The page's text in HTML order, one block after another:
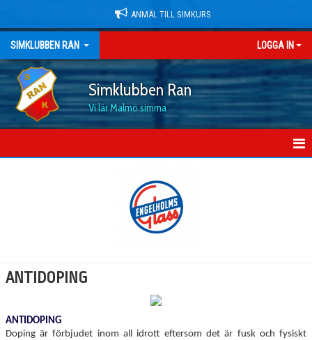
ANMÄL TILL SIMKURS
SIMKLUBBEN RAN LOGGA IN
Simklubben Ran
Vi lär Malmö simma
SEGEVÅNGSBADET
ANTIDOPING
ANTIDOPING
Doping är förbjudet inom all idrott eftersom det är fusk och fysiskt